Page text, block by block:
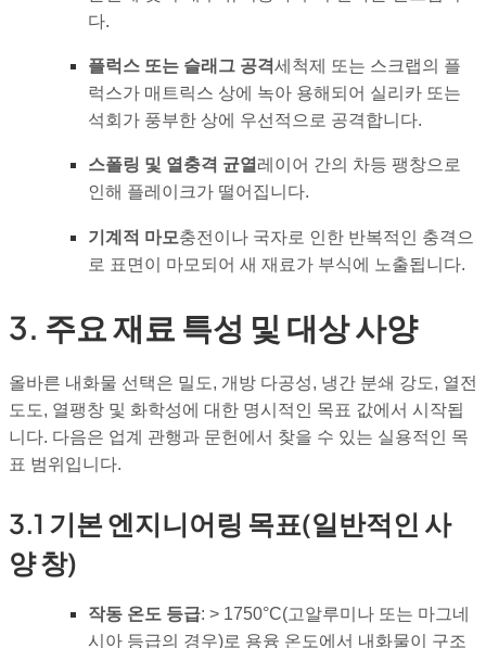
다.
플럭스 또는 슬래그 공격세척제 또는 스크랩의 플
럭스가 매트릭스 상에 녹아 용해되어 실리카 또는
석회가 풍부한 상에 우선적으로 공격합니다.
스폴링 및 열충격 균열 레이어 간의 차등 팽창으로
인해 플레이크가 떨어집니다.
기계적 마모충전이나 국자로 인한 반복적인 충격으
로 표면이 마모되어 새 재료가 부식에 노출됩니다.
3. 주요 재료 특성 및 대상 사양
올바른 내화물 선택은 밀도, 개방 다공성, 냉간 분쇄 강도, 열전
도도, 열팽창 및 화학성에 대한 명시적인 목표 값에서 시작됩
니다. 다음은 업계 관행과 문헌에서 찾을 수 있는 실용적인 목
표 범위입니다.
3.1 기본 엔지니어링 목표(일반적인 사
양 창)
작동 온도 등급: > 1750°C(고알루미나 또는 마그네
시아 등급의 경우)로 용융 온도에서 내화물이 구조